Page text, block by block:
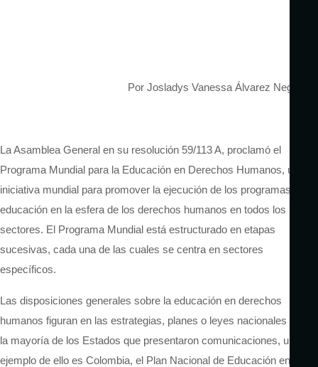
Por Josladys Vanessa Álvarez Negrón
La Asamblea General en su resolución 59/113 A, proclamó el
Programa Mundial para la Educación en Derechos Humanos, una
iniciativa mundial para promover la ejecución de los programas de
educación en la esfera de los derechos humanos en todos los
sectores. El Programa Mundial está estructurado en etapas
sucesivas, cada una de las cuales se centra en sectores
específicos.
Las disposiciones generales sobre la educación en derechos
humanos figuran en las estrategias, planes o leyes nacionales de
la mayoría de los Estados que presentaron comunicaciones, un
ejemplo de ello es Colombia, el Plan Nacional de Educación en